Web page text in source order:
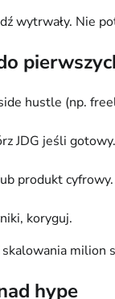
wytrwały. Nie
hustle (np.
JDG jeśli gotowy.
produkt cyfrowy.
koryguj.
milion
hype